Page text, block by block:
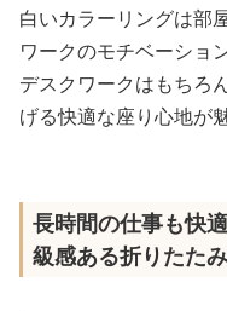
白いカラーリングは部
ワークのモチベーショ
デスクワークはもちろ
げる快適な座り心地が
長時間の仕事も快
級感ある折りたた